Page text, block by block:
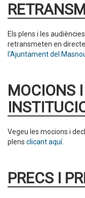
Els plens i les
retransmeten en
l'Ajuntament del
MOCIONS
Vegeu les mocions i
plens clicant aquí.
PRECS I